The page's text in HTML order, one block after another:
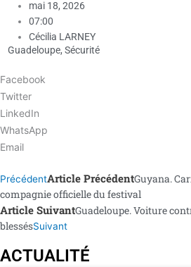
mai 18, 2026
07:00
Cécilia LARNEY
Guadeloupe, Sécurité
Facebook
Twitter
LinkedIn
WhatsApp
Email
PrécédentArticle PrécédentGuyana.
compagnie officielle du festival
Article SuivantGuadeloupe. Voiture
blessésSuivant
ACTUALITÉ